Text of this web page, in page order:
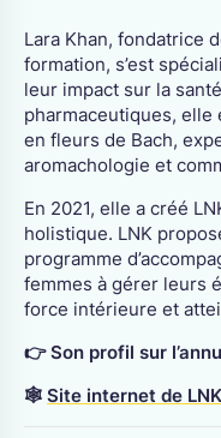
Lara Khan, fondatrice
formation, s’est
leur impact sur la
pharmaceutiques,
en fleurs de Bach,
aromachologie et
En 2021, elle a créé
holistique. LNK
programme
femmes à gérer leurs
force intérieure et
👉 Son profil sur
🕸 Site internet de LNK